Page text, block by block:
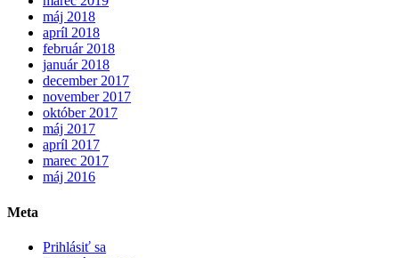
máj 2018
apríl 2018
február 2018
január 2018
december 2017
november 2017
október 2017
máj 2017
apríl 2017
marec 2017
máj 2016
Meta
Prihlásiť sa